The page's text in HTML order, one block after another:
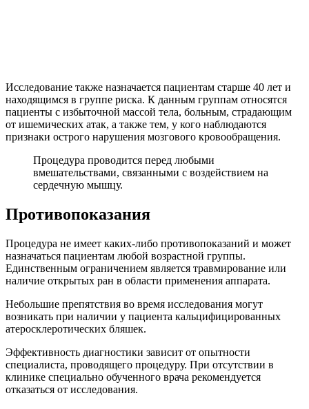
Исследование также назначается пациентам старше 40 лет и
находящимся в группе риска. К данным группам относятся
пациенты с избыточной массой тела, больным, страдающим
от ишемических атак, а также тем, у кого наблюдаются
признаки острого нарушения мозгового кровообращения.
Процедура проводится перед любыми
вмешательствами, связанными с воздействием на
сердечную мышцу.
Противопоказания
Процедура не имеет каких-либо противопоказаний и может
назначаться пациентам любой возрастной группы.
Единственным ограничением является травмирование или
наличие открытых ран в области применения аппарата.
Небольшие препятствия во время исследования могут
возникать при наличии у пациента кальцифицированных
атеросклеротических бляшек.
Эффективность диагностики зависит от опытности
специалиста, проводящего процедуру. При отсутствии в
клинике специально обученного врача рекомендуется
отказаться от исследования.